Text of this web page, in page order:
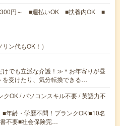
円～ ■週払いOK ■扶養内OK ■
ン代もOK！）
でも立派な介護！≫＊お年寄りが昼
を受けたり、気分転換できる…
クOK / パソコンスキル不要 / 英語力不
年齢・学歴不問！ブランクOK!■10名
不要■社会保険完…